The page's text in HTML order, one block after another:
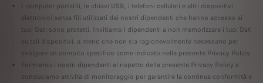
I computer portatili, le chiavi USB, i telefoni cellulari e altri dispositivi
elettronici senza fili utilizzati dai nostri dipendenti che hanno accesso ai
tuoi Dati sono protetti. Invitiamo i dipendenti a non memorizzare i tuoi Dati
su tali dispositivi, a meno che non sia ragionevolmente necessario per
svolgere un compito specifico come indicato nella presente Privacy Policy.
Formiamo i nostri dipendenti al rispetto della presente Privacy Policy e
conduciamo attività di monitoraggio per garantire la continua conformità e